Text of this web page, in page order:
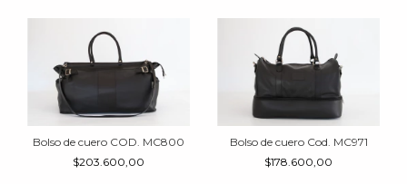
Bolso de cuero COD. MC800
$203.600,00
Bolso de cuero Cod. MC971
$178.600,00